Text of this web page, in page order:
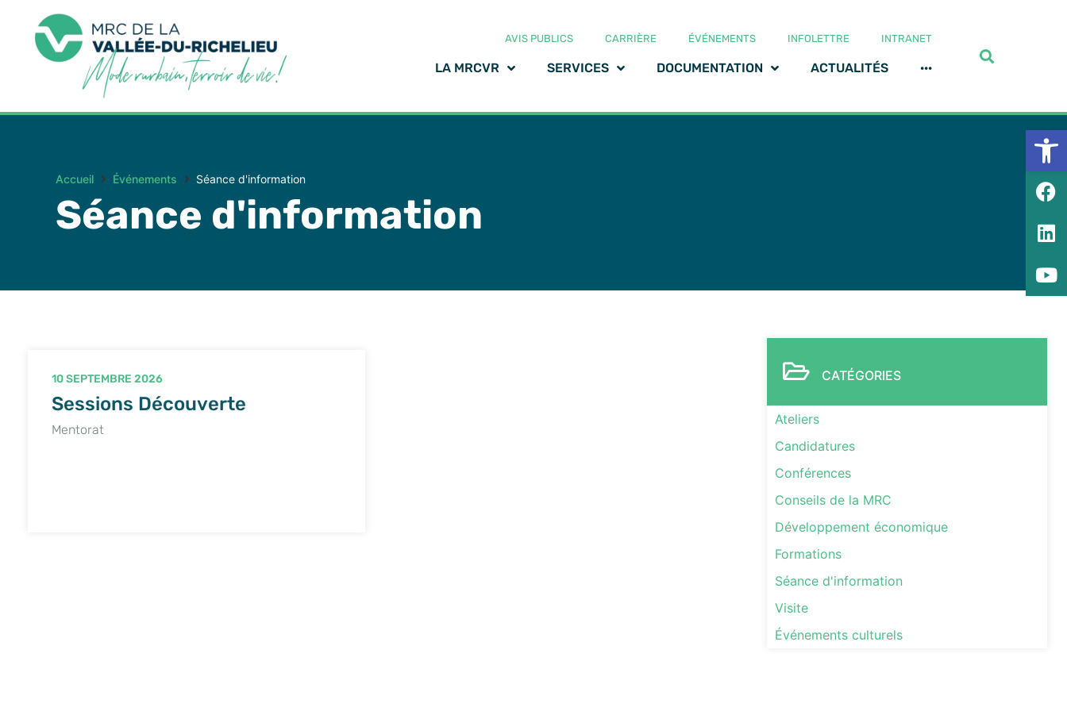
AVIS PUBLICS CARRIÈRE ÉVÉNEMENTS INFOLETTRE INTRANET
LA MRCVR SERVICES DOCUMENTATION ACTUALITÉS ···
Accueil Événements Séance d'information
Séance d'information
10 SEPTEMBRE 2026
Sessions Découverte
Mentorat
CATÉGORIES
Ateliers
Candidatures
Conférences
Conseils de la MRC
Développement économique
Formations
Séance d'information
Visite
Événements culturels